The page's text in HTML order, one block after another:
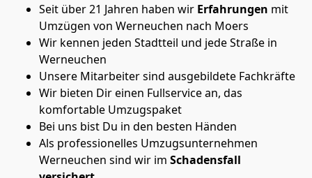
Seit über 21 Jahren haben wir Erfahrungen mit
Umzügen von Werneuchen nach Moers
Wir kennen jeden Stadtteil und jede Straße in
Werneuchen
Unsere Mitarbeiter sind ausgebildete Fachkräfte
Wir bieten Dir einen Fullservice an, das
komfortable Umzugspaket
Bei uns bist Du in den besten Händen
Als professionelles Umzugsunternehmen
Werneuchen sind wir im Schadensfall